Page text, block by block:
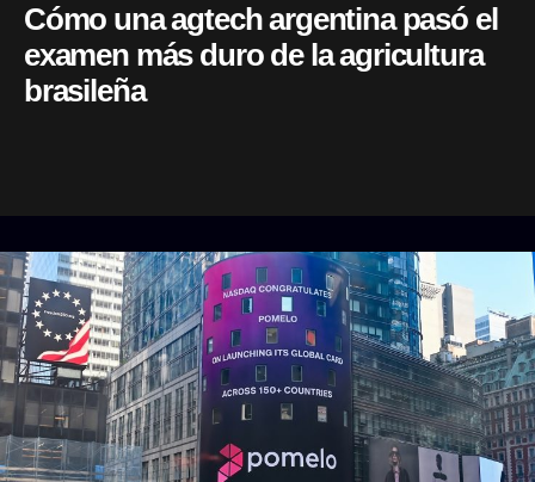
Cómo una agtech argentina pasó el
examen más duro de la agricultura
brasileña